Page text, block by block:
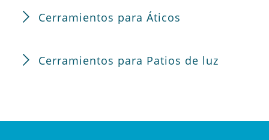
Cerramientos para Áticos
Cerramientos para Patios de luz